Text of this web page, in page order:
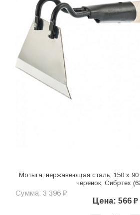
Мотыга, нержавеющая сталь, 150 х
черенок, Сибртех
Сумма: 3 396 ₽
Цена: 566 ₽